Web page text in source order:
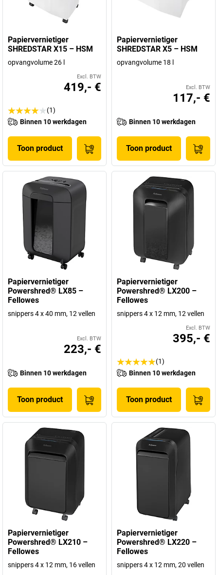
Papiervernietiger
SHREDSTAR X15 – HSM
opvangvolume 26 l
Excl. BTW
419,- €
(1)
Binnen 10 werkdagen
Toon product
Papiervernietiger
SHREDSTAR X5 – HSM
opvangvolume 18 l
Excl. BTW
117,- €
Binnen 10 werkdagen
Toon product
Papiervernietiger
Powershred® LX85 –
Fellowes
snippers 4 x 40 mm, 12 vellen
Excl. BTW
223,- €
Binnen 10 werkdagen
Toon product
Papiervernietiger
Powershred® LX200 –
Fellowes
snippers 4 x 12 mm, 12 vellen
Excl. BTW
395,- €
(1)
Binnen 10 werkdagen
Toon product
Papiervernietiger
Powershred® LX210 –
Fellowes
snippers 4 x 12 mm, 16 vellen
Papiervernietiger
Powershred® LX220 –
Fellowes
snippers 4 x 12 mm, 20 vellen